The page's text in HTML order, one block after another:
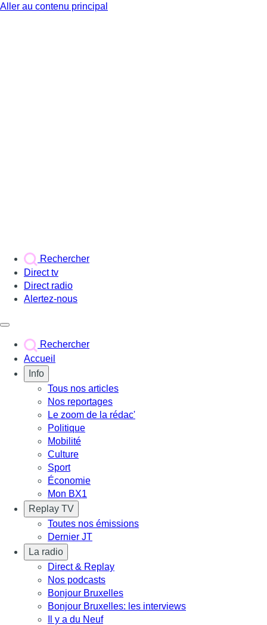
Aller au contenu principal
Rechercher
Direct tv
Direct radio
Alertez-nous
Rechercher
Accueil
Info
Tous nos articles
Nos reportages
Le zoom de la rédac'
Politique
Mobilité
Culture
Sport
Économie
Mon BX1
Replay TV
Toutes nos émissions
Dernier JT
La radio
Direct & Replay
Nos podcasts
Bonjour Bruxelles
Bonjour Bruxelles: les interviews
Il y a du Neuf